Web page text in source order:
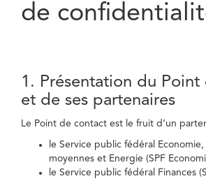
de
1. Présentation du
et de ses partenaires
Le Point de contact est le fruit d’un
le Service public fédéral Economie,
moyennes et Energie (SPF
le Service public fédéral Finances